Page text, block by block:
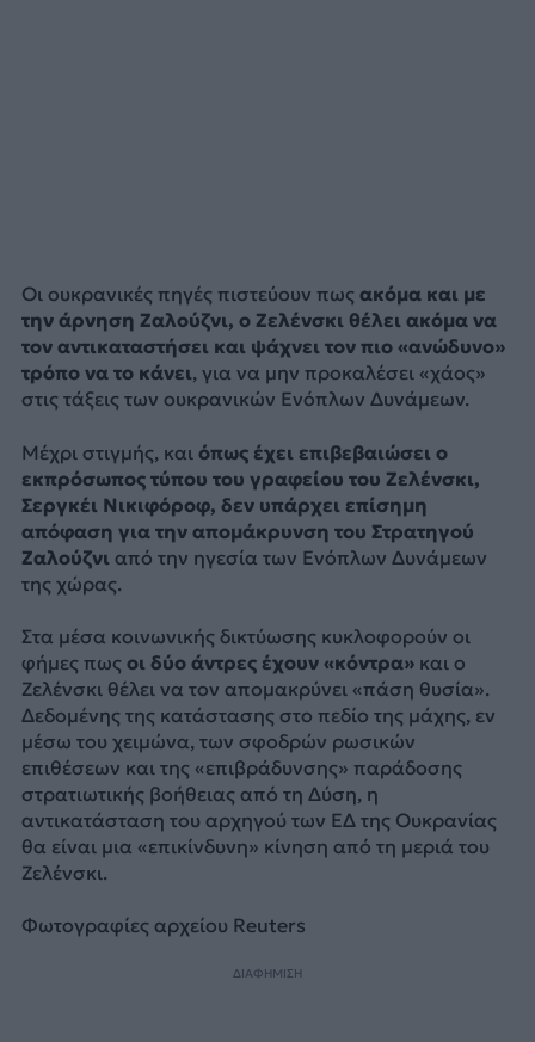
Οι ουκρανικές πηγές πιστεύουν πως ακόμα και με
την άρνηση Ζαλούζνι, ο Ζελένσκι θέλει ακόμα να
τον αντικαταστήσει και ψάχνει τον πιο «ανώδυνο»
τρόπο να το κάνει, για να μην προκαλέσει «χάος»
στις τάξεις των ουκρανικών Ενόπλων Δυνάμεων.
Μέχρι στιγμής, και όπως έχει επιβεβαιώσει ο
εκπρόσωπος τύπου του γραφείου του Ζελένσκι,
Σεργκέι Νικιφόροφ, δεν υπάρχει επίσημη
απόφαση για την απομάκρυνση του Στρατηγού
Ζαλούζνι από την ηγεσία των Ενόπλων Δυνάμεων
της χώρας.
Στα μέσα κοινωνικής δικτύωσης κυκλοφορούν οι
φήμες πωςοι δύο άντρες έχουν «κόντρα»και ο
Ζελένσκι θέλει να τον απομακρύνει «πάση θυσία».
Δεδομένης της κατάστασης στο πεδίο της μάχης, εν
μέσω του χειμώνα, των σφοδρών ρωσικών
επιθέσεων και της «επιβράδυνσης» παράδοσης
στρατιωτικής βοήθειας από τη Δύση, η
αντικατάσταση του αρχηγού των ΕΔ της Ουκρανίας
θα είναι μια «επικίνδυνη» κίνηση από τη μεριά του
Ζελένσκι.
Φωτογραφίες αρχείου Reuters
ΔΙΑΦΗΜΙΣΗ